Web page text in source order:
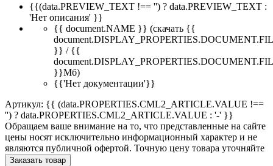
{{(data.PREVIEW_TEXT !== '') ? data.PREVIEW_TEXT :
'Нет описания' }}
{{ document.NAME }} (скачать {{
}} / {{
}}Мб)
{{'Нет документации'}}
Артикул: {{ (data.PROPERTIES.CML2_ARTICLE.VALUE !==
'') ? data.PROPERTIES.CML2_ARTICLE.VALUE : '-' }}
Обращаем ваше внимание на то, что представленные на сайте
цены носят исключительно информационный характер и не
являются публичной офертой. Точную цену товара уточняйте
Заказать товар